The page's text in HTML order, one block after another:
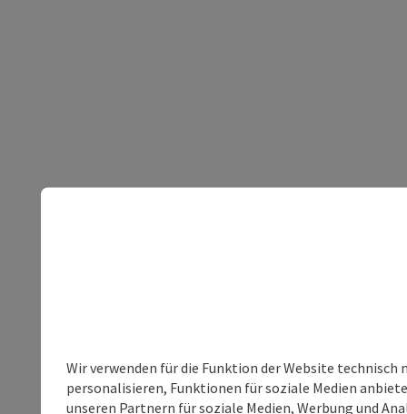
Wir verwenden für die Funktion der Website
personalisieren, Funktionen für soziale Medien
unseren Partnern für soziale Medien, Werbung und